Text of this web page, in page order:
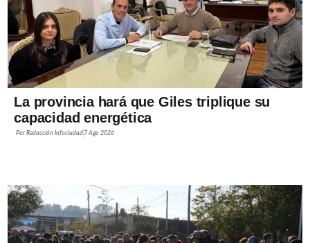
La provincia hará que Giles triplique su
capacidad energética
PorRedacción Infociudad 7 Ago 2026